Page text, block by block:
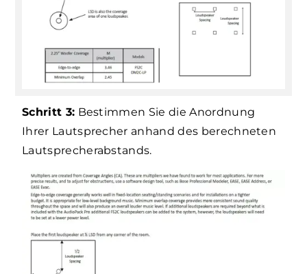
Schritt 3: Bestimmen Sie die Anordnung
Ihrer Lautsprecher anhand des berechneten
Lautsprecherabstands.